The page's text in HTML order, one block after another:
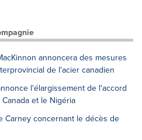
annoncera des mesures
de l'acier canadien
l'élargissement de l'accord
et le Nigéria
Carney concernant le décès de